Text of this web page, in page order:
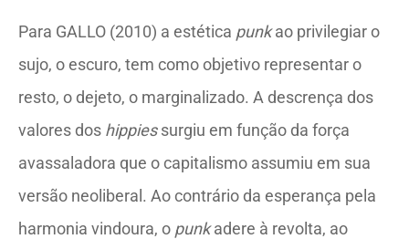
Para GALLO (2010) a estética punkao privilegiar o
sujo, o escuro, tem como objetivo representar o
resto, o dejeto, o marginalizado. A descrença dos
valores dos hippiessurgiu em função da força
avassaladora que o capitalismo assumiu em sua
versão neoliberal. Ao contrário da esperança pela
harmonia vindoura, o punkadere à revolta, ao